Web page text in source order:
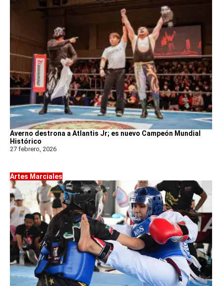
Averno destrona a Atlantis Jr; es nuevo Campeón Mundial
Histórico
27 febrero, 2026
Artes Marciales